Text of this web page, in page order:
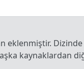
eklenmiştir.
kaynaklardan